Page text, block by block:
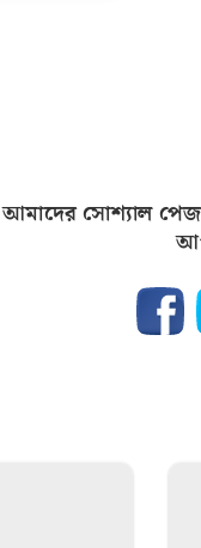
আমাদের সোশ্যাল